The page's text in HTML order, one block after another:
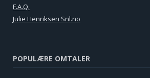
F.A.Q.
Julie Henriksen Snl.no
POPULÆRE OMTALER